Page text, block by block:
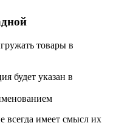
товары в
будет указан в
всегда имеет смысл их